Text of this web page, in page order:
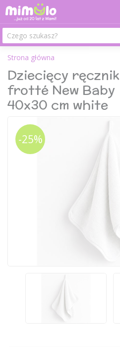
Strona główna
Dziecięcy ręcznik
frotté New Baby
40x30 cm white
-25%